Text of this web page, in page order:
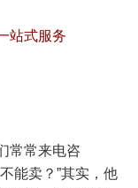
站式服务
常常来电咨
能卖？”其实，他